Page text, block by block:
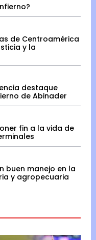
de Centroamérica
y la
destaque
de Abinader
fin a la vida de
buen manejo en la
y agropecuaria